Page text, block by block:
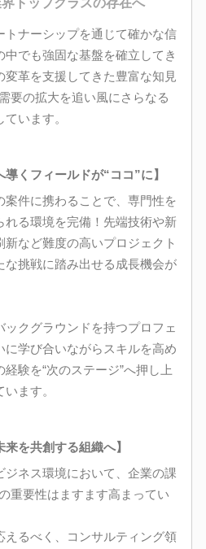
トナーシップを通じて確かな信
でも強固な基盤を確立してき
変革を支援してきた豊富な知見
要の拡大を追い風にさらなる
います。
導くフィールドが“ココ”に】
案件に携わることで、専門性を
れる環境を完備！先端技術や新
など難度の高いプロジェクト
な挑戦に踏み出せる成長機会が
ックグラウンドを持つプロフェ
に学び合いながらスキルを高め
験を“次のステージ”へ押し上
ます。
来を共創する組織へ】
ジネス環境において、企業の課
重要性はますます高まってい
えるべく、コンサルティング領